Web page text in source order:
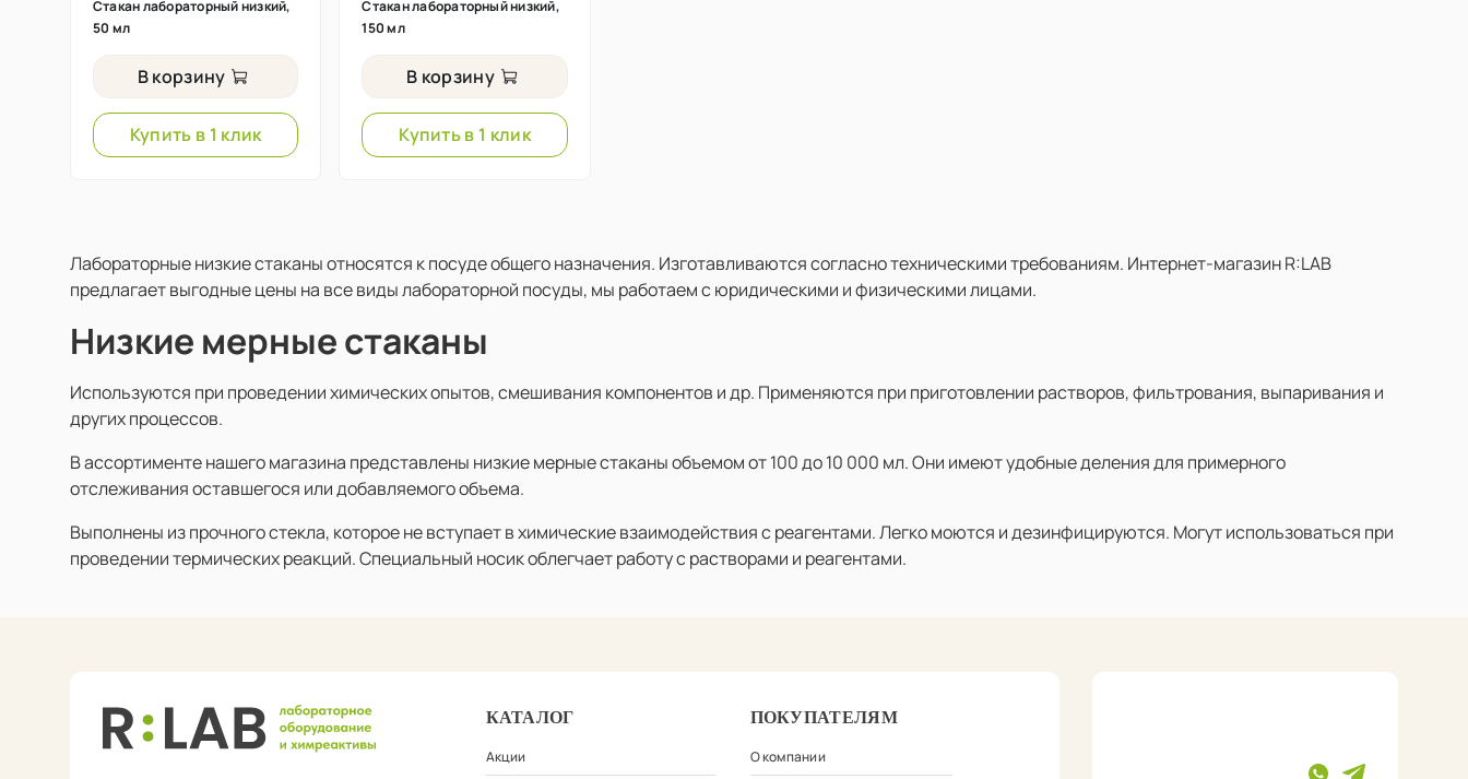
Стакан лабораторный низкий,
50 мл
В корзину
Купить в 1 клик
Стакан лабораторный низкий,
150 мл
В корзину
Купить в 1 клик
Лабораторные низкие стаканы относятся к посуде общего назначения. Изготавливаются согласно техническими требованиям. Интернет-магазин R:LAB
предлагает выгодные цены на все виды лабораторной посуды, мы работаем с юридическими и физическими лицами.
Низкие мерные стаканы
Используются при проведении химических опытов, смешивания компонентов и др. Применяются при приготовлении растворов, фильтрования, выпаривания и
других процессов.
В ассортименте нашего магазина представлены низкие мерные стаканы объемом от 100 до 10 000 мл. Они имеют удобные деления для примерного
отслеживания оставшегося или добавляемого объема.
Выполнены из прочного стекла, которое не вступает в химические взаимодействия с реагентами. Легко моются и дезинфицируются. Могут использоваться при
проведении термических реакций. Специальный носик облегчает работу с растворами и реагентами.
КАТАЛОГ
Акции
ПОКУПАТЕЛЯМ
О компании